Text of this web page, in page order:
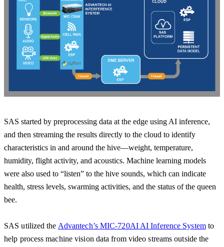
SAS started by preprocessing data at the edge using AI inference,
and then streaming the results directly to the cloud to identify
characteristics in and around the hive—weight, temperature,
humidity, flight activity, and acoustics. Machine learning models
were also used to “listen” to the hive sounds, which can indicate
health, stress levels, swarming activities, and the status of the queen
bee.
SAS utilized the Advantech’s MIC-720AI AI Inference Systemto
help process machine vision data from video streams outside the